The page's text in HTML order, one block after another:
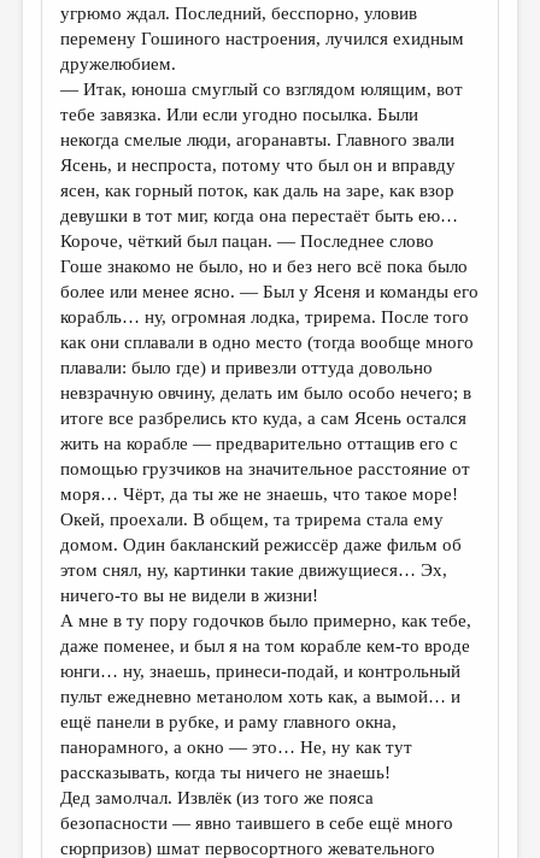
угрюмо ждал. Последний, бесспорно, уловив
перемену Гошиного настроения, лучился ехидным
дружелюбием.
— Итак, юноша смуглый со взглядом юлящим, вот
тебе завязка. Или если угодно посылка. Были
некогда смелые люди, агоранавты. Главного звали
Ясень, и неспроста, потому что был он и вправду
ясен, как горный поток, как даль на заре, как взор
девушки в тот миг, когда она перестаёт быть ею…
Короче, чёткий был пацан. — Последнее слово
Гоше знакомо не было, но и без него всё пока было
более или менее ясно. — Был у Ясеня и команды его
корабль… ну, огромная лодка, трирема. После того
как они сплавали в одно место (тогда вообще много
плавали: было где) и привезли оттуда довольно
невзрачную овчину, делать им было особо нечего; в
итоге все разбрелись кто куда, а сам Ясень остался
жить на корабле — предварительно оттащив его с
помощью грузчиков на значительное расстояние от
моря… Чёрт, да ты же не знаешь, что такое море!
Окей, проехали. В общем, та трирема стала ему
домом. Один бакланский режиссёр даже фильм об
этом снял, ну, картинки такие движущиеся… Эх,
ничего-то вы не видели в жизни!
А мне в ту пору годочков было примерно, как тебе,
даже поменее, и был я на том корабле кем-то вроде
юнги… ну, знаешь, принеси-подай, и контрольный
пульт ежедневно метанолом хоть как, а вымой… и
ещё панели в рубке, и раму главного окна,
панорамного, а окно — это… Не, ну как тут
рассказывать, когда ты ничего не знаешь!
Дед замолчал. Извлёк (из того же пояса
безопасности — явно таившего в себе ещё много
сюрпризов) шмат первосортного жевательного